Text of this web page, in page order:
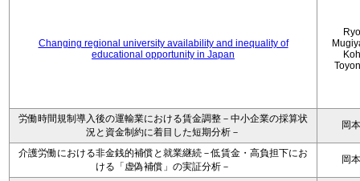
Changing regional university availability and inequality of
educational opportunity in Japan
労働時間規制導入後の運輸業における賃金調整－中小企業の採算状
況と資金制約に着目した短期分析－
岡
介護労働における非金銭的補償と就業継続－低賃金・高負担下にお
ける「虚偽補償」の実証分析－
岡